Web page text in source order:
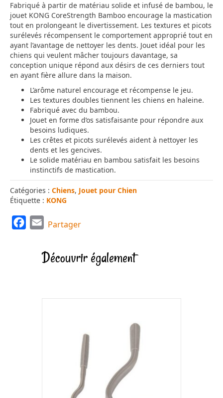
Fabriqué à partir de matériau solide et infusé de bambou, le
jouet KONG CoreStrength Bamboo encourage la mastication
tout en prolongeant le divertissement. Les textures et picots
surélevés récompensent le comportement approprié tout en
ayant l’avantage de nettoyer les dents. Jouet idéal pour les
chiens qui veulent mâcher toujours davantage, sa
conception unique répond aux désirs de ces derniers tout
en ayant fière allure dans la maison.
L’arôme naturel encourage et récompense le jeu.
Les textures doubles tiennent les chiens en haleine.
Fabriqué avec du bambou.
Jouet en forme d’os satisfaisante pour répondre aux
besoins ludiques.
Les crêtes et picots surélevés aident à nettoyer les
dents et les gencives.
Le solide matériau en bambou satisfait les besoins
instinctifs de mastication.
Catégories : Chiens, Jouet pour Chien
Étiquette : KONG
a
i
Partager
Découvrir également